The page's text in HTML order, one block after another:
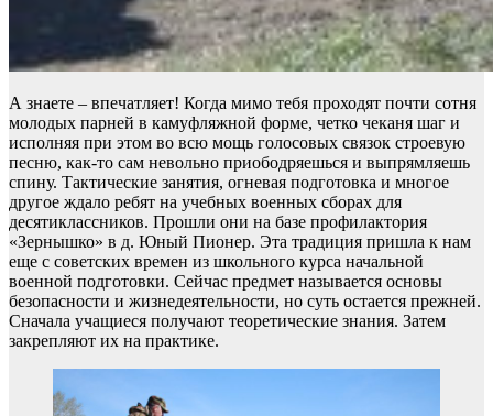
А знаете – впечатляет! Когда мимо тебя проходят почти сотня
молодых парней в камуфляжной форме, четко чеканя шаг и
исполняя при этом во всю мощь голосовых связок строевую
песню, как-то сам невольно приободряешься и выпрямляешь
спину. Тактические занятия, огневая подготовка и многое
другое ждало ребят на учебных военных сборах для
десятиклассников. Прошли они на базе профилактория
«Зернышко» в д. Юный Пионер. Эта традиция пришла к нам
еще с советских времен из школьного курса начальной
военной подготовки. Сейчас предмет называется основы
безопасности и жизнедеятельности, но суть остается прежней.
Сначала учащиеся получают теоретические знания. Затем
закрепляют их на практике.